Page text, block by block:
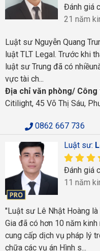
Đánh giá
21 năm
Luật sư Nguyễn Quang
luật TLT Legal. Trước khi
luật sư Trung đã có
vực tài ch...
Địa chỉ văn phòng/ Công
Citilight, 45 Võ Thị Sáu,
0862 667 736
Luật sư:
Đánh giá
11 năm
"Luật sư Lê Nhật Hoàng
Gia đã có hơn 10 năm
cung cấp dịch vụ pháp lý
chữa các vụ án Hình s...